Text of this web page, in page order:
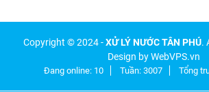
Copyright © 2024 -XỬ LÝ NƯỚC TÂN PHÚ.
Design by WebVPS.vn
Đang online: 10 Tuần: 3007 Tổng